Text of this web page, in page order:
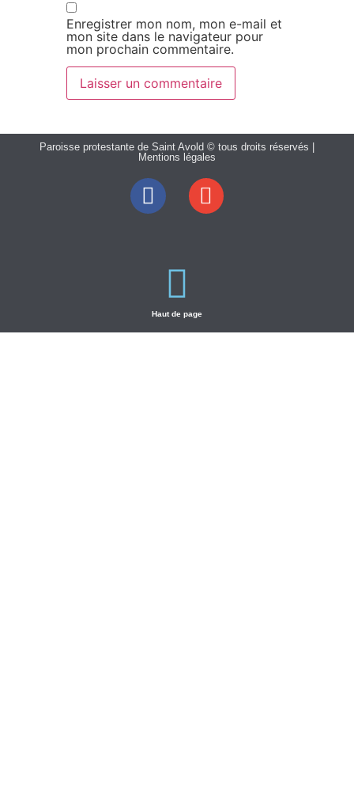
Enregistrer mon nom, mon e-mail et
mon site dans le navigateur pour
mon prochain commentaire.
Paroisse protestante de Saint Avold © tous droits réservés |
Mentions légales
Haut de page